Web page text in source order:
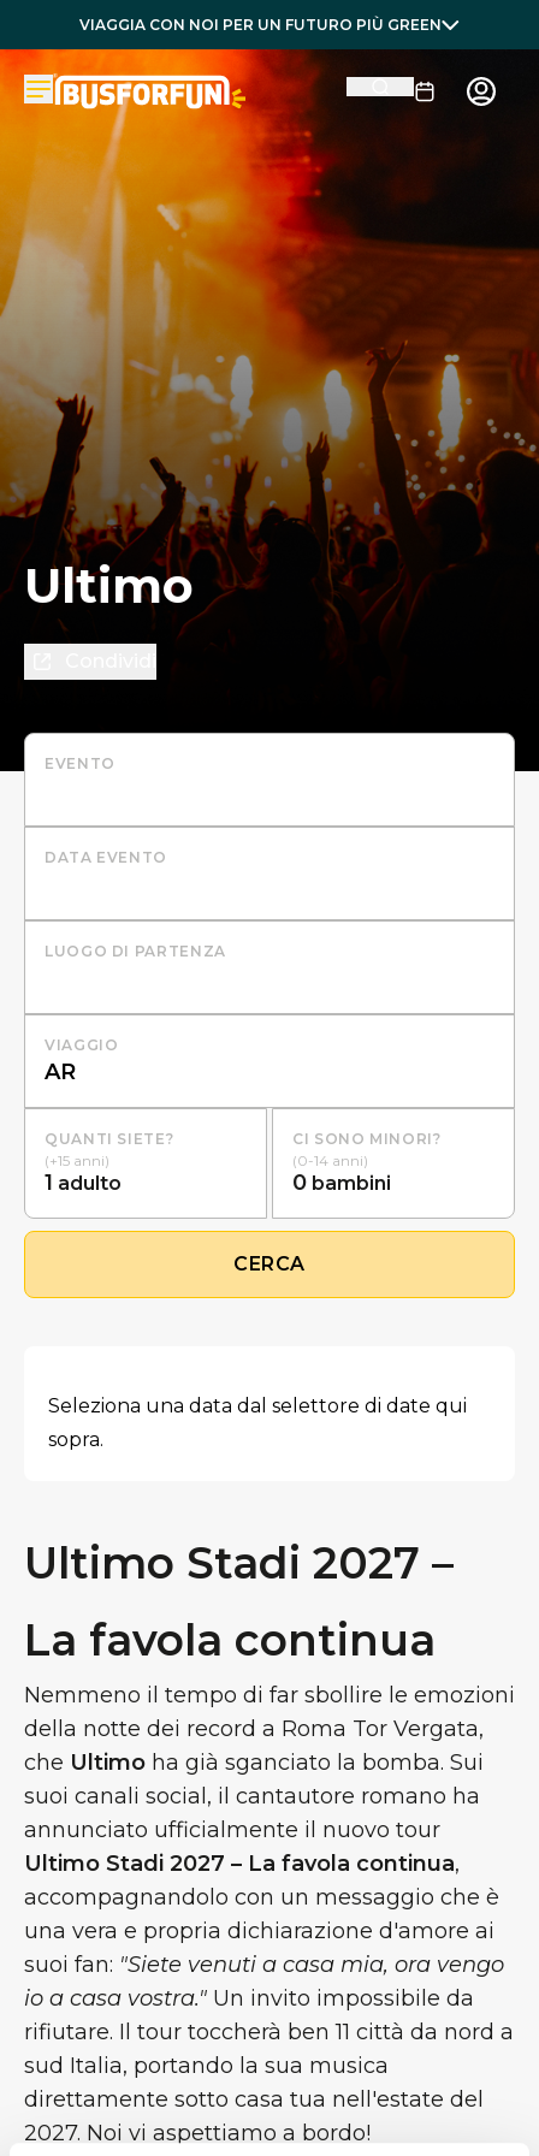
VIAGGIA CON NOI PER UN FUTURO PIÙ GREEN
Ultimo
EVENTO
DATA EVENTO
LUOGO DI PARTENZA
VIAGGIO
QUANTI SIETE?
(+15 anni)
1 adulto
CI SONO MINORI?
(0-14 anni)
0 bambini
CERCA
Ultimo Stadi 2027 –
La favola continua
Nemmeno il tempo di far sbollire le emozioni
della notte dei record a Roma Tor Vergata,
che Ultimo ha già sganciato la bomba. Sui
suoi canali social, il cantautore romano ha
annunciato ufficialmente il nuovo tour
Ultimo Stadi 2027 – La favola continua,
accompagnandolo con un messaggio che è
una vera e propria dichiarazione d'amore ai
suoi fan: "Siete venuti a casa mia, ora vengo
io a casa vostra." Un invito impossibile da
rifiutare. Il tour toccherà ben 11 città da nord a
sud Italia, portando la sua musica
direttamente sotto casa tua nell'estate del
2027. Noi vi aspettiamo a bordo!
Seleziona una data dal selettore di date qui
sopra.